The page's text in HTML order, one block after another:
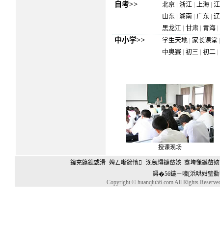
自考>> 北京| 浙江 | 上海|
山东 | 湖南 | 广东 |
黑龙江 | 甘肃| 青海 |
中小学>> 学生天地 | 家长课堂 |
中奥赛 | 初三 | 初二 |
授课现场
鍏充簬鎴戜滑 娉ㄥ唽鍗忚 浼氬憳鏈嶅姟 骞垮憡鏈嶅姟
鐞�56鍦ㄧ嚎[浜哄姏璧
Copyright © huanqiu56.com All Rights